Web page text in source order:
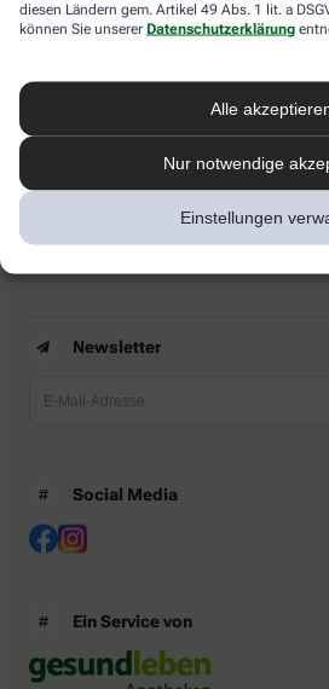
diesen Ländern gem. Artikel 49 Abs. 1 lit. a
können Sie unserer Datenschutzerklärung
Alle
Nur notwendige
Einstellungen
apotheke.com Informationen
Newsletter
Barrierefreiheitserklärung
Newsletter
Social Media
Ein Service von